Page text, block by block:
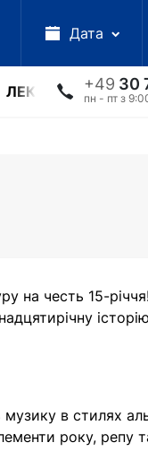
Дата
+49 30
пн - пт з
ЛЕКЦІЇ
на честь 15-
в стилях
року, репу